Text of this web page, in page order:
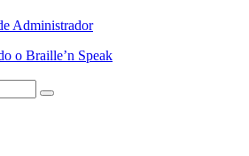
Administrador
o Braille’n Speak
Buscar